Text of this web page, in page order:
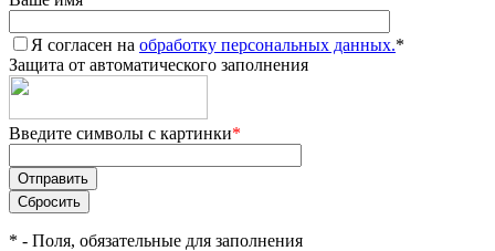
Я согласен на обработку персональных данных.*
Защита от автоматического заполнения
Введите символы с картинки*
* - Поля, обязательные для заполнения